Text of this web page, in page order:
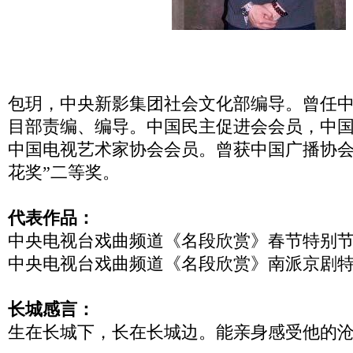
包玥，中央新影集团社会文化部编导。曾任
目部责编、编导。 中国民主促进会会员，中
中国电视艺术家协会会员。 曾获中国广播协
花奖”二等奖。
代表作品：
中央电视台戏曲频道《名段欣赏》春节特别
中央电视台戏曲频道《名段欣赏》南派京剧
长城感言：
生在长城下，长在长城边。能亲身感受他的